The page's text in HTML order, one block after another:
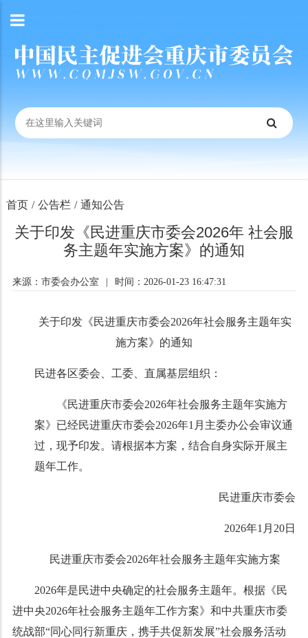
首页 / 公告栏 / 通知公告
关于印发《民进重庆市委会2026年 社会服
务主题年实施方案》的通知
来源：市委会办公室 时间：2026-01-23 16:47:31
关于印发《民进重庆市委会2026年社会服务主题年实
施方案》的通知
民进各区委会、工委、直属基层组织：
《民进重庆市委会2026年社会服务主题年实施方
案》已经民进重庆市委会2026年1月主委办公会审议通
过，现予印发。请根据本方案，结合自身实际开展主
题年工作。
民进重庆市委会
2026年1月20日
民进重庆市委会2026年社会服务主题年实施方案
2026年是民进中央确定的社会服务主题年。根据《民
进中央2026年社会服务主题年工作方案》和中共重庆市委
统战部“同心同行新重庆，携手共促新发展”社会服务活动